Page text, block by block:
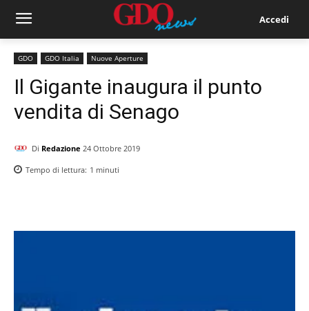
Accedi
GDO GDO Italia Nuove Aperture
Il Gigante inaugura il punto
vendita di Senago
Di Redazione 24 Ottobre 2019
Tempo di lettura: 1 minuti